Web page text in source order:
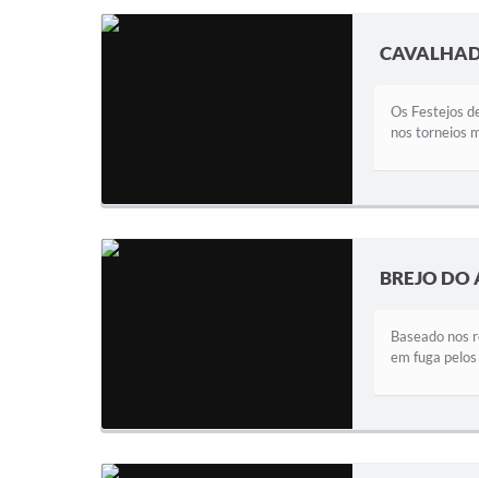
Os Festejos
nos torneios
BREJO DO
Baseado nos
em fuga